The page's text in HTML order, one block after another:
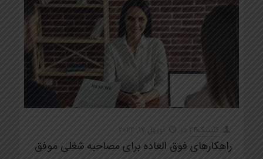
کلینیک24 در آوریل 17, 2022
راهکارهای فوق العاده برای مصاحبه شغلی موفق